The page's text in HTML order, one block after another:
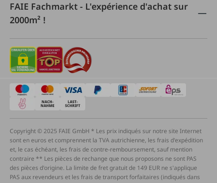
FAIE Fachmarkt - L'expérience d'achat sur
2000m² !
Copyright © 2025 FAIE GmbH * Les prix indiqués sur notre site Internet
sont en euros et comprennent la TVA autrichienne, les frais d'expédition
et, le cas échéant, les frais de contre-remboursement, sauf mention
contraire ** Les pièces de rechange que nous proposons ne sont PAS
des pièces d'origine. La limite de fret gratuit de 149 EUR ne s'applique
PAS aux revendeurs et les frais de transport forfaitaires (indiqués dans